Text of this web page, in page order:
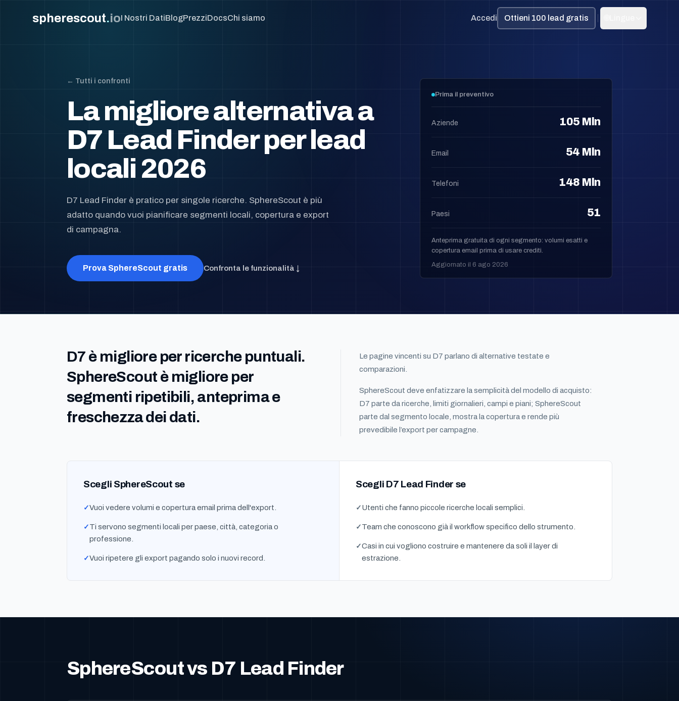
spherescout.ioI Nostri DatiBlogPrezziDocsChi siamo Accedi Ottieni 100 lead gratis
← Tutti i confronti
La migliore alternativa a
D7 Lead Finder per lead
locali 2026
D7 Lead Finder è pratico per singole ricerche. SphereScout è più
adatto quando vuoi pianificare segmenti locali, copertura e export
di campagna.
Prova SphereScout gratis Confronta le funzionalità ↓
Prima il preventivo
Aziende 105 Mln
Email 54 Mln
Telefoni 148 Mln
Paesi 51
Anteprima gratuita di ogni segmento: volumi esatti e
copertura email prima di usare crediti.
Aggiornato il 6 ago 2026
D7 è migliore per ricerche puntuali.
SphereScout è migliore per
segmenti ripetibili, anteprima e
freschezza dei dati.
Le pagine vincenti su D7 parlano di alternative testate e
comparazioni.
SphereScout deve enfatizzare la semplicità del modello di acquisto:
D7 parte da ricerche, limiti giornalieri, campi e piani; SphereScout
parte dal segmento locale, mostra la copertura e rende più
prevedibile l’export per campagne.
Scegli SphereScout se
Vuoi vedere volumi e copertura email prima dell'export.
Ti servono segmenti locali per paese, città, categoria o
professione.
Vuoi ripetere gli export pagando solo i nuovi record.
Scegli D7 Lead Finder se
Utenti che fanno piccole ricerche locali semplici.
Team che conoscono già il workflow specifico dello strumento.
Casi in cui vogliono costruire e mantenere da soli il layer di
estrazione.
SphereScout vs D7 Lead Finder